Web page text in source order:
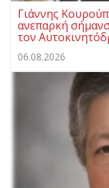
Γιάννης
ανεπαρκή
τον
06.08.2026